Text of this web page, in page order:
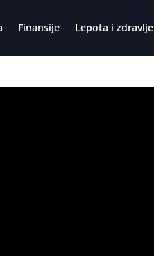
Finansije Lepota i zdravlje